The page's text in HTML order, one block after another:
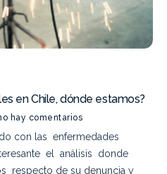
en Chile, dónde estamos?
hay comentarios
con las enfermedades
el análisis donde
respecto de su denuncia y